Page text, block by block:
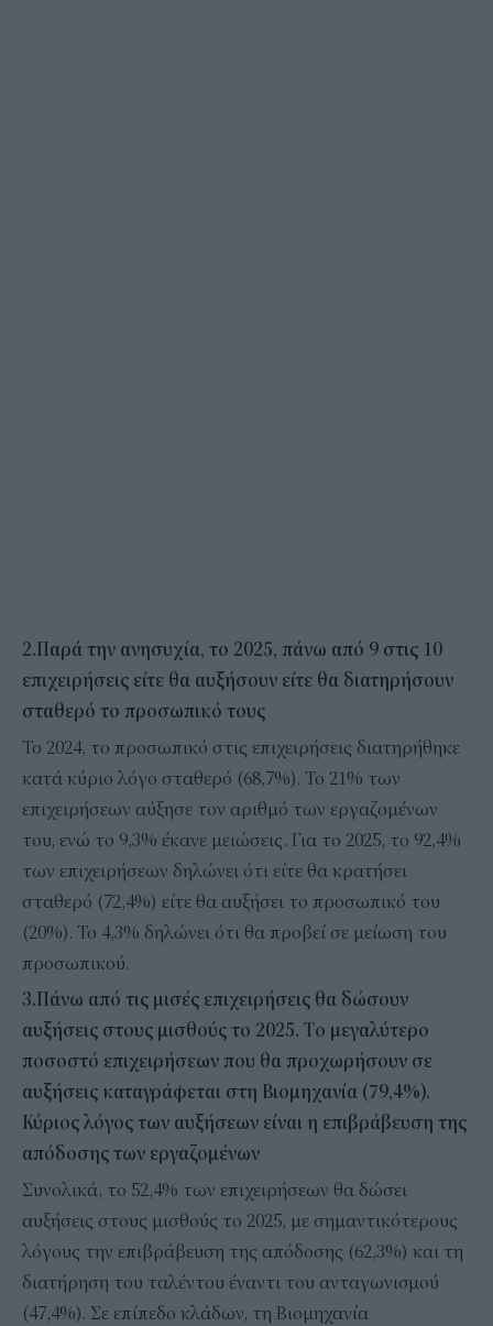
2.Παρά την ανησυχία, το 2025, πάνω από 9 στις 10
επιχειρήσεις είτε θα αυξήσουν είτε θα διατηρήσουν
σταθερό το προσωπικό τους
Το 2024, το προσωπικό στις επιχειρήσεις διατηρήθηκε
κατά κύριο λόγο σταθερό (68,7%). Το 21% των
επιχειρήσεων αύξησε τον αριθμό των εργαζομένων
του, ενώ το 9,3% έκανε μειώσεις. Για το 2025, το 92,4%
των επιχειρήσεων δηλώνει ότι είτε θα κρατήσει
σταθερό (72,4%) είτε θα αυξήσει το προσωπικό του
(20%). Το 4,3% δηλώνει ότι θα προβεί σε μείωση του
προσωπικού.
3.Πάνω από τις μισές επιχειρήσεις θα δώσουν
αυξήσεις στους μισθούς το 2025. Tο μεγαλύτερο
ποσοστό επιχειρήσεων που θα προχωρήσουν σε
αυξήσεις καταγράφεται στη Βιομηχανία (79,4%).
Κύριος λόγος των αυξήσεων είναι η επιβράβευση της
απόδοσης των εργαζομένων
Συνολικά, το 52,4% των επιχειρήσεων θα δώσει
αυξήσεις στους μισθούς το 2025, με σημαντικότερους
λόγους την επιβράβευση της απόδοσης (62,3%) και τη
διατήρηση του ταλέντου έναντι του ανταγωνισμού
(47,4%). Σε επίπεδο κλάδων, τη Βιομηχανία